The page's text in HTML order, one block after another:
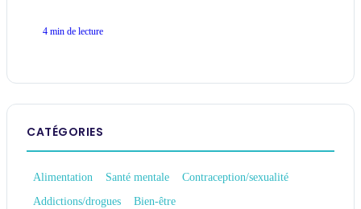
4 min de lecture
CATÉGORIES
Alimentation Santé mentale
Contraception/sexualité
Addictions/drogues
Bien-être